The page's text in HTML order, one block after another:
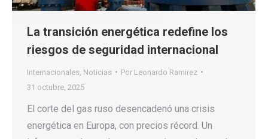
La transición energética redefine los
riesgos de seguridad internacional
Internacionales Noticias Por Leonardo Ramirez
31 octubre, 2025
El corte del gas ruso desencadenó una crisis
energética en Europa, con precios récord. Un